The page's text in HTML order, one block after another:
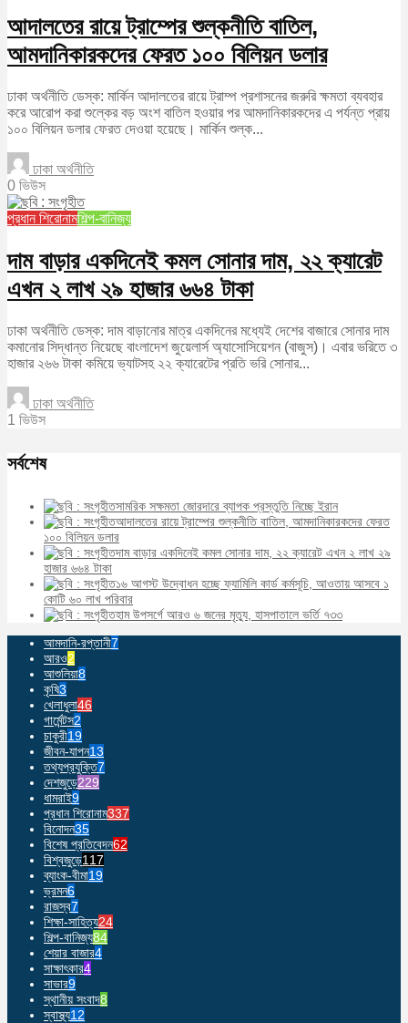
আদালতের রায়ে ট্রাম্পের শুল্কনীতি বাতিল,
আমদানিকারকদের ফেরত ১০০ বিলিয়ন ডলার
ঢাকা অর্থনীতি ডেস্ক: মার্কিন আদালতের রায়ে ট্রাম্প প্রশাসনের জরুরি ক্ষমতা ব্যবহার
করে আরোপ করা শুল্কের বড় অংশ বাতিল হওয়ার পর আমদানিকারকদের এ পর্যন্ত প্রায়
১০০ বিলিয়ন ডলার ফেরত দেওয়া হয়েছে। মার্কিন শুল্ক...
ঢাকা অর্থনীতি
0 ভিউস
প্রধান শিরোনামশিল্প-বানিজ্য
দাম বাড়ার একদিনেই কমল সোনার দাম, ২২ ক্যারেট
এখন ২ লাখ ২৯ হাজার ৬৬৪ টাকা
ঢাকা অর্থনীতি ডেস্ক: দাম বাড়ানোর মাত্র একদিনের মধ্যেই দেশের বাজারে সোনার দাম
কমানোর সিদ্ধান্ত নিয়েছে বাংলাদেশ জুয়েলার্স অ্যাসোসিয়েশন (বাজুস)। এবার ভরিতে ৩
হাজার ২৬৬ টাকা কমিয়ে ভ্যাটসহ ২২ ক্যারেটের প্রতি ভরি সোনার...
ঢাকা অর্থনীতি
1 ভিউস
সর্বশেষ
সামরিক সক্ষমতা জোরদারে ব্যাপক প্রস্তুতি নিচ্ছে ইরান
আদালতের রায়ে ট্রাম্পের শুল্কনীতি বাতিল, আমদানিকারকদের ফেরত
১০০ বিলিয়ন ডলার
দাম বাড়ার একদিনেই কমল সোনার দাম, ২২ ক্যারেট এখন ২ লাখ ২৯
হাজার ৬৬৪ টাকা
১৬ আগস্ট উদ্বোধন হচ্ছে ফ্যামিলি কার্ড কর্মসূচি, আওতায় আসবে ১
কোটি ৬০ লাখ পরিবার
হাম উপসর্গে আরও ৬ জনের মৃত্যু, হাসপাতালে ভর্তি ৭৩৩
আমদানি-রপ্তানী7
আরও2
আশুলিয়া8
কৃষি3
খেলাধুলা46
গার্মেন্টস2
চাকুরী19
জীবন-যাপন13
তথ্যপ্রযুক্তি7
দেশজুড়ে229
ধামরাই9
প্রধান শিরোনাম337
বিনোদন35
বিশেষ প্রতিবেদন62
বিশ্বজুড়ে117
ব্যাংক-বীমা19
ভ্রমন6
রাজস্ব7
শিক্ষা-সাহিত্য24
শিল্প-বানিজ্য84
শেয়ার বাজার4
সাক্ষাৎকার4
সাভার9
স্থানীয় সংবাদ8
স্বাস্থ্য12